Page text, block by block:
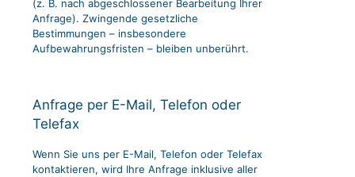
(z. B. nach abgeschlossener Bearbeitung Ihrer
Anfrage). Zwingende gesetzliche
Bestimmungen – insbesondere
Aufbewahrungsfristen – bleiben unberührt.
Anfrage per E-Mail, Telefon oder
Telefax
Wenn Sie uns per E-Mail, Telefon oder Telefax
kontaktieren, wird Ihre Anfrage inklusive aller